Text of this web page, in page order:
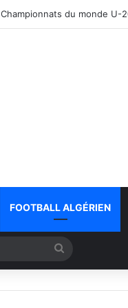
Championnats du monde U-
FOOTBALL ALGÉRIEN